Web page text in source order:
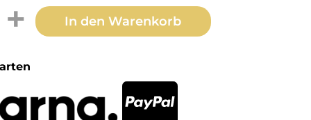
Anzahl: Gib den gewünschten
In den Warenkorb